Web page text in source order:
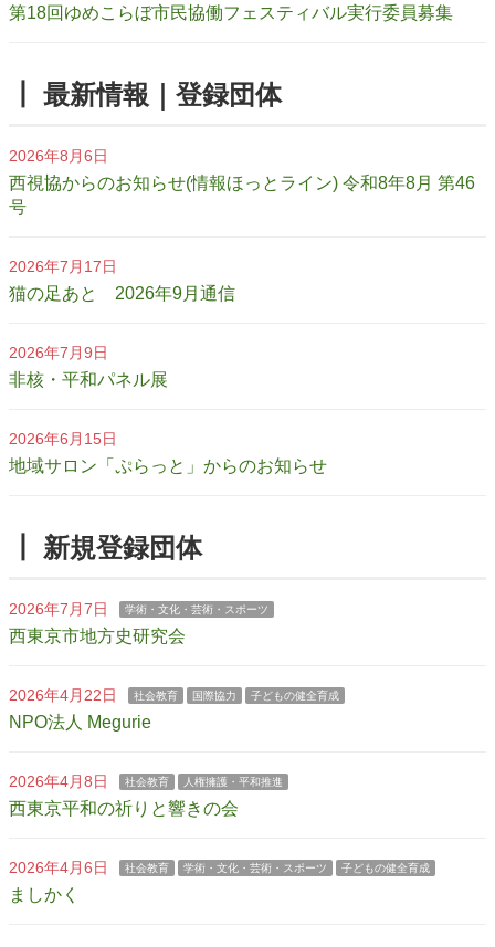
第18回ゆめこらぼ市民協働フェスティバル実行委員募集
┃ 最新情報｜登録団体
2026年8月6日
西視協からのお知らせ(情報ほっとライン) 令和8年8月 第46
号
2026年7月17日
猫の足あと 2026年9月通信
2026年7月9日
非核・平和パネル展
2026年6月15日
地域サロン「ぷらっと」からのお知らせ
┃ 新規登録団体
2026年7月7日 学術・文化・芸術・スポーツ
西東京市地方史研究会
2026年4月22日 社会教育 国際協力 子どもの健全育成
NPO法人 Megurie
2026年4月8日 社会教育 人権擁護・平和推進
西東京平和の祈りと響きの会
2026年4月6日 社会教育 学術・文化・芸術・スポーツ 子どもの健全育成
ましかく